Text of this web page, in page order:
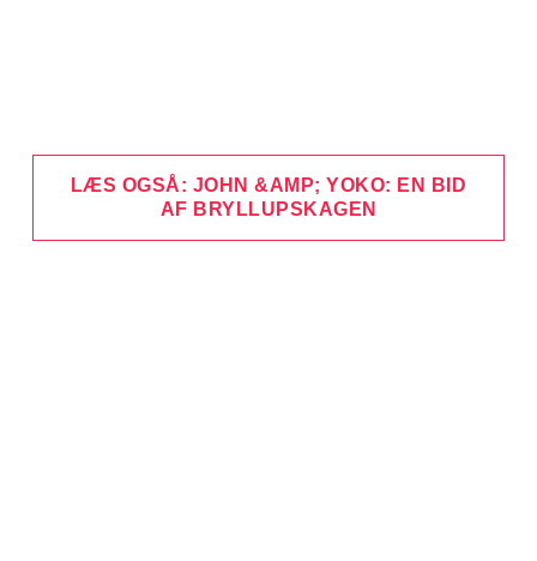
LÆS OGSÅ: JOHN &AMP; YOKO: EN BID
AF BRYLLUPSKAGEN